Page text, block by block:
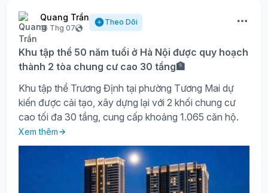
Quang Trần
16 Thg 07
Theo Dõi
Khu tập thể 50 năm tuổi ở Hà Nội được quy hoạch
thành 2 tòa chung cư cao 30 tầng🏦
Khu tập thể Trương Định tại phường Tương Mai dự
kiến được cải tạo, xây dựng lại với 2 khối chung cư
cao tối đa 30 tầng, cung cấp khoảng 1.065 căn hộ.
Xem thêm